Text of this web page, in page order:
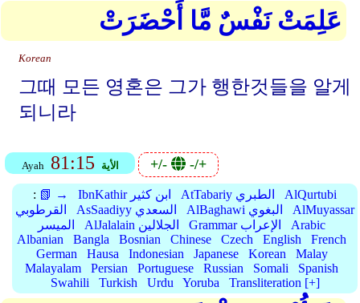
عَلِمَتْ نَفْسٌ مَّا أَحْضَرَتْ
Korean
그때 모든 영혼은 그가 행한것들을 알게
되니라
Ayah 81:15 الأية +/- -/+
: 📗 → IbnKathir ابن كثير AtTabariy الطبري
AlQurtubi
القرطوبي
AsSaadiyy السعدي AlBaghawi البغوي
AlMuyassar
الميسر
AlJalalain الجلالين Grammar الإعراب
Arabic
Albanian
Bangla Bosnian Chinese Czech English
French
German
Hausa Indonesian Japanese Korean
Malay
Malayalam
Persian Portuguese Russian Somali
Spanish
Swahili
Turkish Urdu Yoruba Transliteration [+]